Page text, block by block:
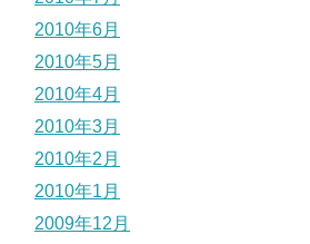
2010年6月
2010年5月
2010年4月
2010年3月
2010年2月
2010年1月
2009年12月